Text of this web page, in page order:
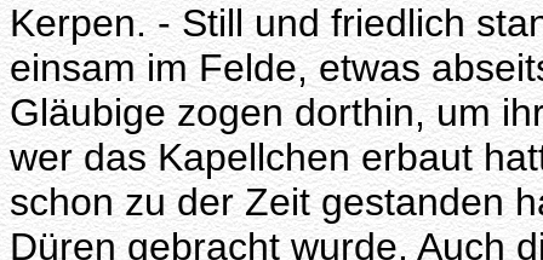
Kerpen. - Still und friedlich
einsam im Felde, etwas
Gläubige zogen dorthin, um
wer das Kapellchen erbaut
schon zu der Zeit gestanden
Düren gebracht wurde. Auch